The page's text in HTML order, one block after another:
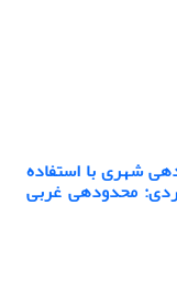
استخراج شاخص‌های شناسایی بافت فرسوده‎ی شهری با استفاده
از سیستم اطلاعات جغرافیایی (مطالعه‎ی موردی: محدوده‎ی غربی